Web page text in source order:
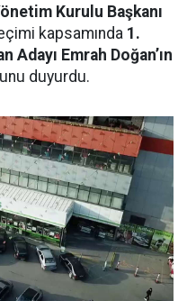
Kurulu Başkanı
kapsamında 1.
Adayı Emrah Doğan’ın
duyurdu.